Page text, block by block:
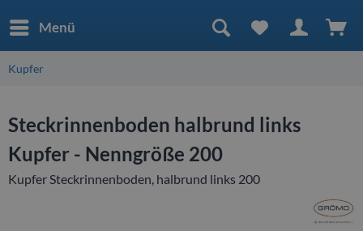
Menü
Kupfer
Steckrinnenboden halbrund links
Kupfer - Nenngröße 200
Kupfer Steckrinnenboden, halbrund links 200